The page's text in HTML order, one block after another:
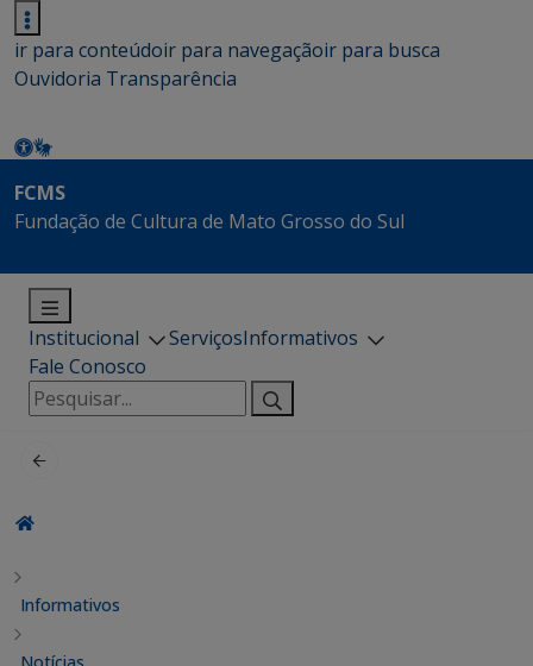
ir para conteúdoir para navegaçãoir para busca
Ouvidoria Transparência
FCMS
Fundação de Cultura de Mato Grosso do Sul
Institucional ServiçosInformativos
Fale Conosco
Pesquisar
por:
Informativos